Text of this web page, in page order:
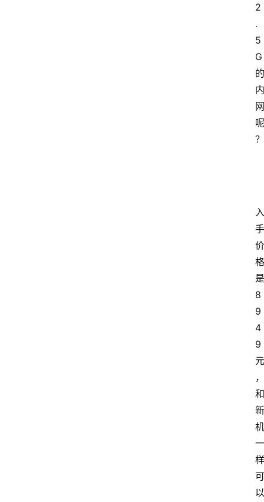
2
.
5
G
的
内
网
呢
？
入
手
价
格
是
8
9
4
9
元
，
和
新
机
一
样
可
以